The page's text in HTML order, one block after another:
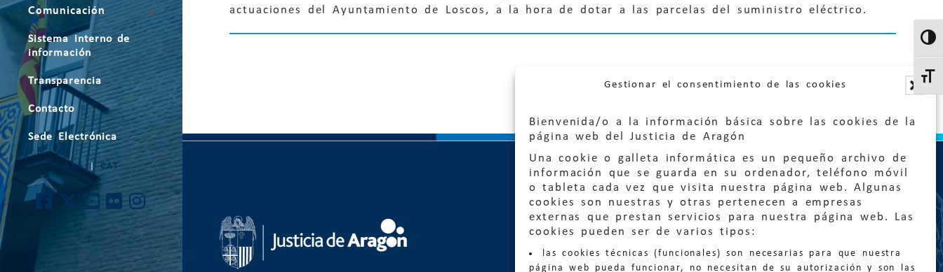
Gestionar el consentimiento de las cookies
Bienvenida/o a la información básica sobre las cookies de la
página web del Justicia de Aragón
Una cookie o galleta informática es un pequeño archivo de
información que se guarda en su ordenador, teléfono móvil
o tableta cada vez que visita nuestra página web. Algunas
cookies son nuestras y otras pertenecen a empresas
externas que prestan servicios para nuestra página web. Las
cookies pueden ser de varios tipos:
las cookies técnicas (funcionales) son necesarias para que nuestra
página web pueda funcionar, no necesitan de su autorización y son las
Comunicación
Sistema interno de
información
Transparencia
Contacto
Sede Electrónica
ARA|CAT
actuaciones del Ayuntamiento de Loscos, a la hora de dotar a las parcelas del suministro eléctrico.
Quejas:quejas@eljusticiadearagon.es
Información general: